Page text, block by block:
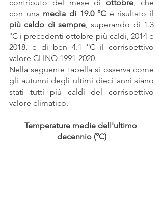
contributo del mese di ottobre, che
con una media di 19.0 °C
più caldo di sempre, superando di 1.3
°C i precedenti ottobre più caldi, 2014 e
2018, e di ben 4.1 °C il corrispettivo
valore CLINO 1991-2020.
Nella seguente tabella si osserva come
gli autunni degli ultimi dieci anni siano
stati tutti più caldi del corrispettivo
valore climatico.
Temperature medie dell'ultimo
decennio (°C)